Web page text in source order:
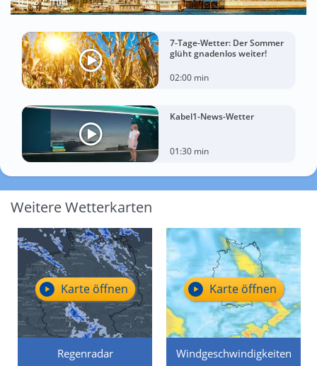
7-Tage-Wetter: Der Sommer
glüht gnadenlos weiter!
02:00 min
Kabel1-News-Wetter
01:30 min
Weitere Wetterkarten
Regenradar
Karte öffnen
Windgeschwindigkeiten
Karte öffnen